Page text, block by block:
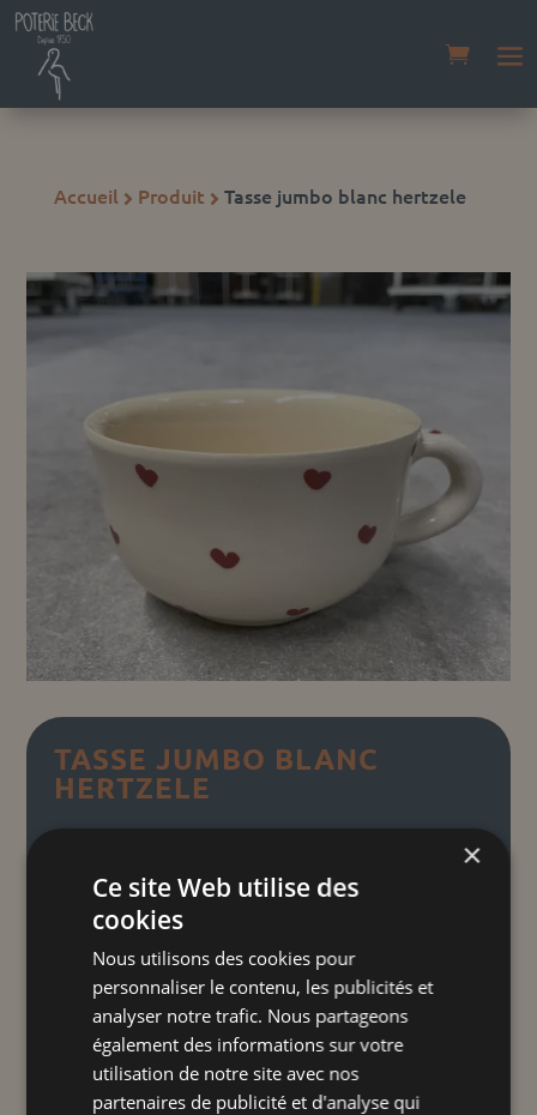
Accueil  Produit  Tasse jumbo blanc hertzele
TASSE JUMBO BLANC
HERTZELE
Petits cœurs d'Alsace
Découvrez notre tasse jumbo en
céramique faite à la main, idéale pour
savourer vos boissons préférées en grande
quantité tout en ajoutant une touche
d'artisanat unique à votre quotidien.
×
Ce site Web utilise des
cookies
Nous utilisons des cookies pour
personnaliser le contenu, les publicités et
analyser notre trafic. Nous partageons
également des informations sur votre
utilisation de notre site avec nos
partenaires de publicité et d'analyse qui